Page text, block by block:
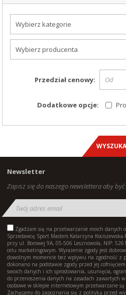
Wybierz kategorie
Wybierz producenta
Przedział cenowy:
Dodatkowe opcje:
Newsletter
Zapisz się do naszego newslettera aby
Zgadzam się na przetwarzanie moich danych
Sprzedawcę Sport Masters Katarzyna
przy ul. Borowej 9A, 05-506 Lesznowola, NIP:
celu marketingowym. Wyrażenie zgody jest
dowolnym momencie bez wpływu na zgodność z
dokonano na podstawie zgody przed jej
swoich danych i ich sprostowania, usunięcia,
do przenoszenia danych na zasadach zawartych w
osobowe w sklepie internetowym przetwarzane
Zachęcamy do zapoznania się z polityką przed